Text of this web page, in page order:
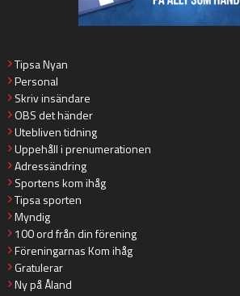
Tipsa Nyan
Personal
Skriv insändare
OBS det händer
Utebliven tidning
Uppehåll i prenumerationen
Adressändring
Sportens kom ihåg
Tipsa sporten
Myndig
100 ord från din förening
Föreningarnas Kom ihåg
Gratulerar
Ny på Åland